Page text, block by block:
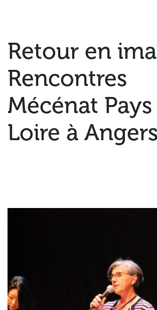
Retour en
Rencontres
Mécénat
Loire à Angers